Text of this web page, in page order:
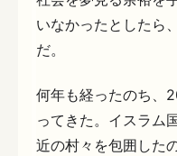
いなかったとしたら
だ。
何年も経ったのち、
ってきた。イスラム
近の村々を包囲した